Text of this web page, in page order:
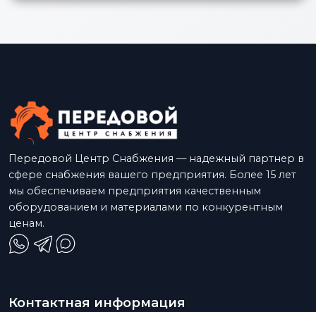
Передовой Центр Снабжения — надежный партнер в
сфере снабжения вашего предприятия. Более 15 лет
мы обеспечиваем предприятия качественным
оборудованием и материалами по конкурентным
ценам.
Контактная информация